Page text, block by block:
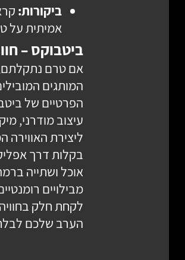
ביקורות:
אמיתית על
ביטבוקס –
אם טרם
המותגים
הפרטיים של
עיצוב מודרני,
ליצירת האווירה
בקלות דרך
אוכל ושתייה
מבילויים
לקחת חלק
הערב שלכם